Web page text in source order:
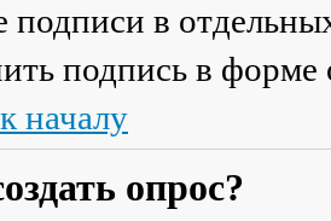
подписи в
подпись в форме
началу
опрос?